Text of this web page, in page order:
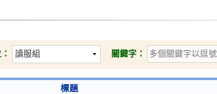
關鍵字：
標題